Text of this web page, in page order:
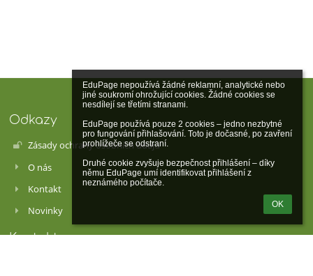
EduPage nepoužívá žádné reklamní, analytické nebo
jiné soukromí ohrožující cookies. Žádné cookies se
nesdílejí se třetími stranami.
EduPage používá pouze 2 cookies – jedno nezbytné
pro fungování přihlašování. Toto je dočasné, po zavření
prohlížeče se odstraní.
Druhé cookie zvyšuje bezpečnost přihlášení – díky
němu EduPage umí identifikovat přihlášení z
neznámého počítače.
OK
Odkazy
Zásady ochrany osobních údajů
O nás
Kontakt
Novinky
Kontakty